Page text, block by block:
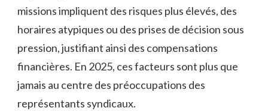
missions impliquent des risques plus élevés, des
horaires atypiques ou des prises de décision sous
pression, justifiant ainsi des compensations
financières. En 2025, ces facteurs sont plus que
jamais au centre des préoccupations des
représentants syndicaux.